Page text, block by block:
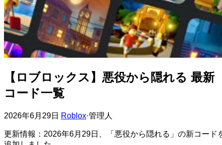
【ロブロックス】悪役から隠れる 最新
コード一覧
2026年6月29日 Roblox·管理人
更新情報：2026年6月29日、「悪役から隠れる」の新コード